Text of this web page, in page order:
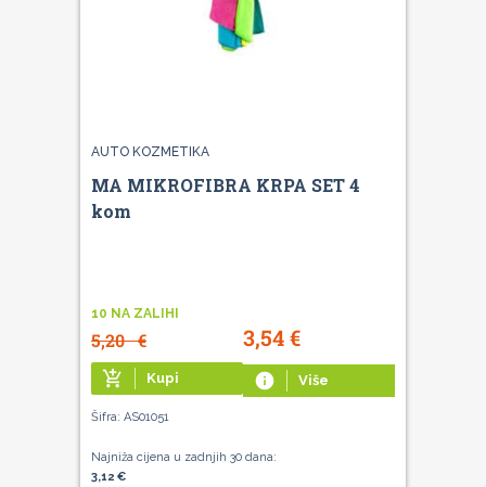
AUTO KOZMETIKA
MA MIKROFIBRA KRPA SET 4
kom
10 NA ZALIHI
5,20€ 3,54€
add_shopping_cart Kupi info Više
Šifra: AS01051
Najniža cijena u zadnjih 30 dana:
3,12 €